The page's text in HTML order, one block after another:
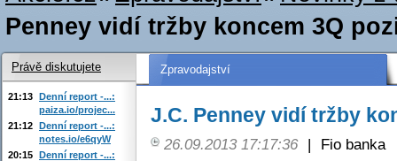
Penney vidí tržby koncem 3Q
Zpravodajství
J.C. Penney vidí tržby
26.09.2013 17:17:36 |
Fio banka
Právě diskutujete
21:13 Denní report -...:
paiza.io/projec...
21:12 Denní report -...:
notes.io/e6qyW
20:15 Denní report -...: